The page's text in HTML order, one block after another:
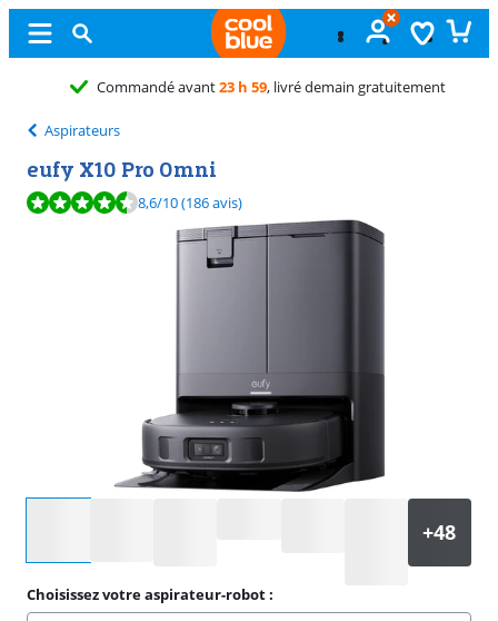
Échangegratuit
Aspirateurs
eufy X10 Pro Omni
La note est de 8,6 sur 10, basée sur 186 avis.
8,6/10(186 avis)
Choisissez votre aspirateur-robot :